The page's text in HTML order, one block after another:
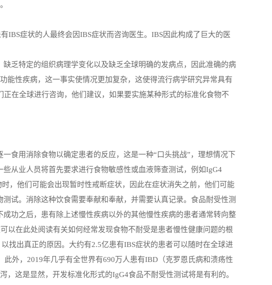
IBS症状的人最终会因IBS症状而咨询医生。IBS因此构成了巨大的医
乏特定的组织病理学变化以及缺乏全球明确的发病点，因此准确的病
能性疾病，这一事实使情况更加复杂，这使得流行病学研究异常具有
在全球进行咨询，他们建议，如果要实施某种形式的标准化食物不
食用消除食物以确定患者的反应，这是一种“ 口头挑战”，理想情况下
从业人员将首先要求进行食物敏感性或血液筛查测试，例如IgG4
，他们可能会出现暂时性戒断症状，因此在症状消失之前，他们可能
试。消除这种饮食需要奉献和奉献，并需要认真记录。食品耐受性测
功之后，患有除上述慢性疾病以外的其他慢性疾病的患者通常转向整
以在此处阅读有关如何经常发现食物不耐受是患者慢性健康问题的根
找出真正的原因。大约有2.5亿患有IBS症状的患者可以随时在全球进
此外， 2019年几乎有全世界有690 万人患有IBD （克罗恩氏病和溃疡性
，这是显然，开发标准化形式的IgG4食品不耐受性测试将是有利的。